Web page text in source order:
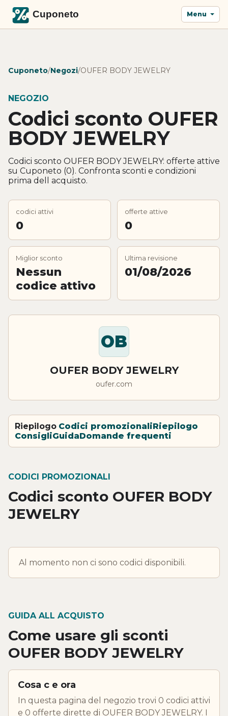
Menu
Cuponeto/Negozi/OUFER BODY JEWELRY
NEGOZIO
Codici sconto OUFER
BODY JEWELRY
Codici sconto OUFER BODY JEWELRY: offerte attive
su Cuponeto (0). Confronta sconti e condizioni
prima dell acquisto.
codici attivi
0
offerte attive
0
Miglior sconto
Nessun
codice attivo
Ultima revisione
01/08/2026
OB
OUFER BODY JEWELRY
oufer.com
Riepilogo Codici promozionaliRiepilogo
ConsigliGuidaDomande frequenti
CODICI PROMOZIONALI
Codici sconto OUFER BODY
JEWELRY
Al momento non ci sono codici disponibili.
GUIDA ALL ACQUISTO
Come usare gli sconti
OUFER BODY JEWELRY
Cosa c e ora
In questa pagina del negozio trovi 0 codici attivi
e 0 offerte dirette di OUFER BODY JEWELRY. I